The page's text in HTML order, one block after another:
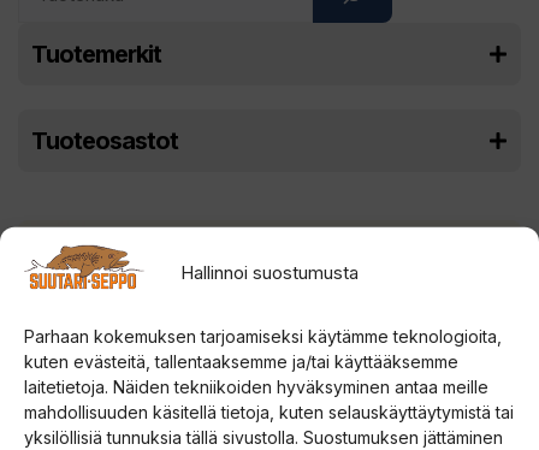
Hallinnoi suostumusta
Parhaan kokemuksen tarjoamiseksi käytämme teknologioita,
kuten evästeitä, tallentaaksemme ja/tai käyttääksemme
laitetietoja. Näiden tekniikoiden hyväksyminen antaa meille
mahdollisuuden käsitellä tietoja, kuten selauskäyttäytymistä tai
yksilöllisiä tunnuksia tällä sivustolla. Suostumuksen jättäminen
Tuotemerkit
Tuoteosastot